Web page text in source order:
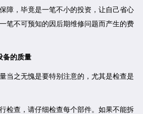
障，毕竟是一笔不小的投资，让自己省心
笔不可预知的因后期维修问题而产生的费
的质量
之无愧是要特别注意的，尤其是检查是
查，请仔细检查每个部件。如果不能拆